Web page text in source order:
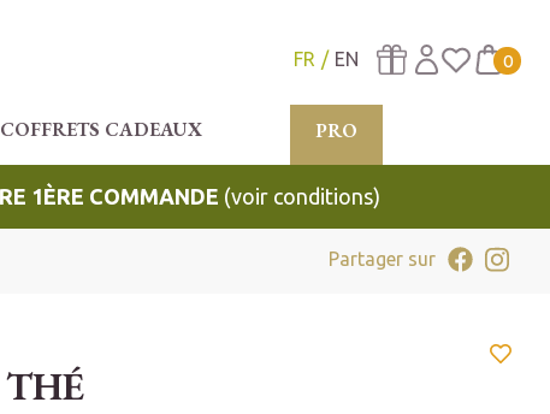
FR EN 0
COFFRETS CADEAUX PRO
1ÈRE COMMANDE (voir conditions)
Partager sur